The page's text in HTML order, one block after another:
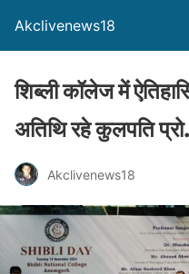
Akclivenews18
शिब्ली कॉलेज में
अतिथि रहे कुलपति
Akclivenews18